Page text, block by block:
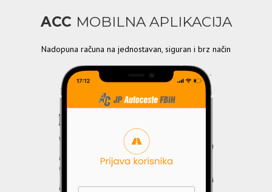
ACC MOBILNA APLIKACIJA
Nadopuna računa na jednostavan, siguran i brz način